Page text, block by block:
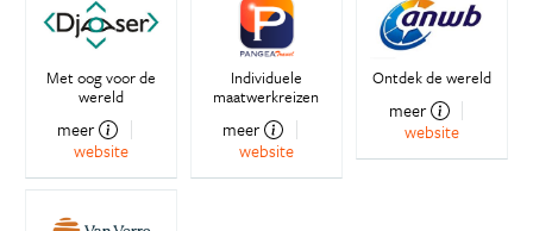
Met oog voor de
wereld
meer
website
Individuele
maatwerkreizen
meer
website
Ontdek de wereld
meer
website